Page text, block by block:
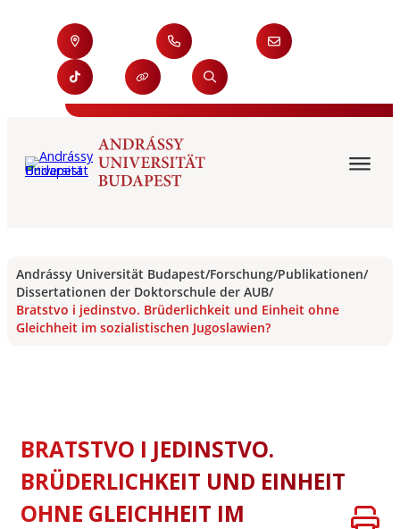
Andrássy Universität Budapest/Forschung/Publikationen/
Dissertationen der Doktorschule der AUB/
Bratstvo i jedinstvo. Brüderlichkeit und Einheit ohne
Gleichheit im sozialistischen Jugoslawien?
BRATSTVO I JEDINSTVO.
BRÜDERLICHKEIT UND EINHEIT
OHNE GLEICHHEIT IM